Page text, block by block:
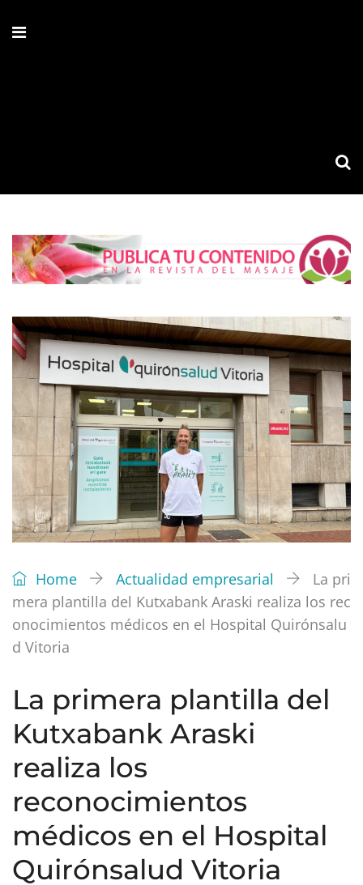
Home Actualidad empresarial
La pri
mera plantilla del Kutxabank Araski realiza los rec
onocimientos médicos en el Hospital Quirónsalu
d Vitoria
La primera plantilla del
Kutxabank Araski
realiza los
reconocimientos
médicos en el Hospital
Quirónsalud Vitoria